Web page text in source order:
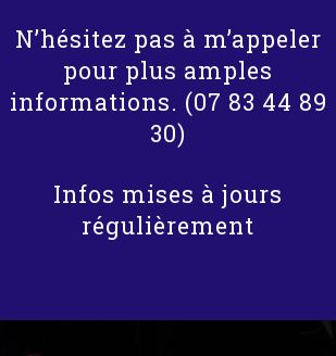
N’hésitez pas à m’appeler
pour plus amples
informations. (07 83 44 89
30)
Infos mises à jours
régulièrement